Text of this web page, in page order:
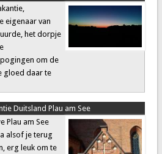
eigenaar van
het dorpje
om de
gloed daar te
Duitsland Plau am See
Plau am See
alsof je terug
erg leuk om te